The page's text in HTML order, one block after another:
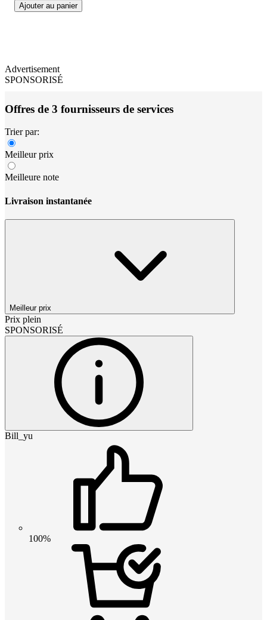
Ajouter au panier
Advertisement
SPONSORISÉ
Offres de 3 fournisseurs de services
Trier par:
Meilleur prix
Meilleure note
Livraison instantanée
Meilleur prix
Prix plein
SPONSORISÉ
Bill_yu
100%